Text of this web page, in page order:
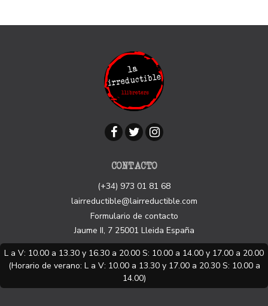
CONTACTO
(+34) 973 01 81 68
lairreductible@lairreductible.com
Formulario de contacto
Jaume II, 7 25001 Lleida España
L a V: 10.00 a 13.30 y 16.30 a 20.00 S: 10.00 a 14.00 y 17.00 a 20.00
(Horario de verano: L a V: 10.00 a 13.30 y 17.00 a 20.30 S: 10.00 a
14.00)